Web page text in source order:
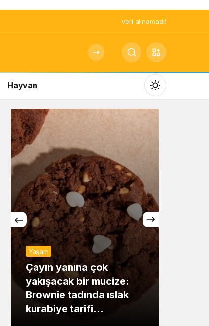
Veri alınamadı!
Hayvan
Mod
değiştir
Gündüz Modu
Gündüz modunu seçin.
Gece Modu
Gece modunu seçin.
Sistem Modu
Sistem modunu seçin.
Yaşam
Çayın yanına çok
yakışacak bir mucize:
Brownie tadında ıslak
kurabiye tarifi…